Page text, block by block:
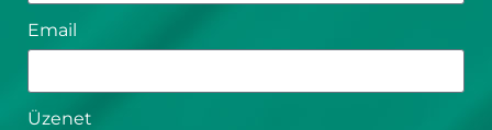
Email
Üzenet